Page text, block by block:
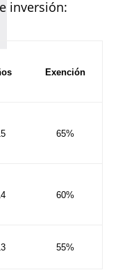
inversión:
Exención
65%
60%
55%